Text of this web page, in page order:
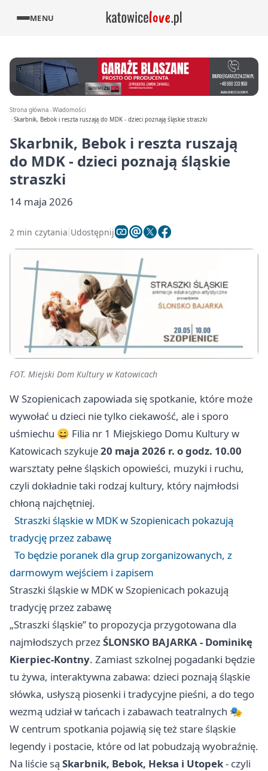
MENU
Strona główna Wiadomości
Skarbnik, Bebok i reszta ruszają do MDK - dzieci poznają śląskie straszki
Skarbnik, Bebok i reszta ruszają
do MDK - dzieci poznają śląskie
straszki
14 maja 2026
2 min czytania Udostępnij
FOT. Miejski Dom Kultury w Katowicach
W Szopienicach zapowiada się spotkanie, które może
wywołać u dzieci nie tylko ciekawość, ale i sporo
uśmiechu 😄 Filia nr 1 Miejskiego Domu Kultury w
Katowicach szykuje20 maja 2026 r. o godz. 10.00
warsztaty pełne śląskich opowieści, muzyki i ruchu,
czyli dokładnie taki rodzaj kultury, który najmłodsi
chłoną najchętniej.
Straszki śląskie w MDK w Szopienicach pokazują
tradycję przez zabawę
To będzie poranek dla grup zorganizowanych, z
darmowym wejściem i zapisem
Straszki śląskie w MDK w Szopienicach pokazują
tradycję przez zabawę
„Straszki śląskie” to propozycja przygotowana dla
najmłodszych przezŚLONSKO BAJARKA - Dominikę
Kierpiec-Kontny. Zamiast szkolnej pogadanki będzie
tu żywa, interaktywna zabawa: dzieci poznają śląskie
słówka, usłyszą piosenki i tradycyjne pieśni, a do tego
wezmą udział w tańcach i zabawach teatralnych 🎭
W centrum spotkania pojawią się też stare śląskie
legendy i postacie, które od lat pobudzają wyobraźnię.
Na liście są Skarbnik, Bebok, Heksa i Utopek- czyli